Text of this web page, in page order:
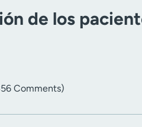
de los
Comments)